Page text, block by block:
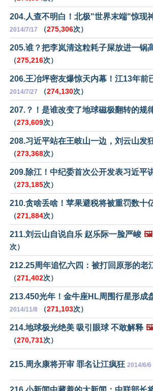
204.人查不明白！北极"世界末端"惊现
2014/7/17 （275,306次）
205.谁？把李岚清这粒耗子屎放进一锅
（275,216次）
206.王冶坪密友爆惊天内幕！江13年前
2014/7/27 （274,130次）
207.？！是谁改变了地球磁极翻转的规
（273,609次）
208.习近平站在王岐山一边，刘云山发
（273,368次）
209.除江！中纪委首次公开发表习近平
（273,185次）
210.贪啥丢啥！苹果避税将被重罚数十
（271,884次）
211.刘云山自说自乐 赵乐际一脸严峻 🖼️
次）
212.25周年追忆六四：被打回原形的老
（271,402次）
213.450光年！金牛座HL周围行星形成
2014/11/8 （271,103次）
214.地球极光绝美 吸引眼球 不敢解释
（270,731次）
215.周永康将开审 罪名让江疯狂 2014/6/6